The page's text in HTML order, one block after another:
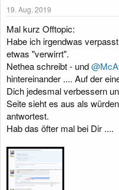
n
19. Aug. 2019
Mal kurz Offtopic:
Habe ich irgendwas
etwas "verwirrt".
Nethea schreibt - und
hintereinander .... Auf der
Dich jedesmal verbessern
Seite sieht es aus als
antwortest.
Hab das öfter mal bei Dir ....